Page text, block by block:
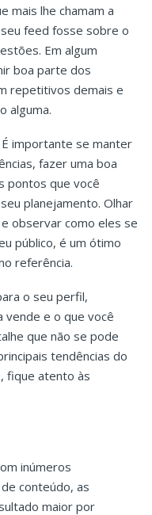
mais lhe chamam a
feed fosse sobre o
Em algum
boa parte dos
repetitivos demais e
alguma.
importante se manter
fazer uma boa
pontos que você
planejamento. Olhar
observar como eles se
público, é um ótimo
referência.
o seu perfil,
vende e o que você
que não se pode
tendências do
fique atento às
inúmeros
conteúdo, as
maior por